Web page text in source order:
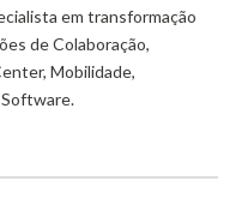
em transformação
de Colaboração,
Mobilidade,